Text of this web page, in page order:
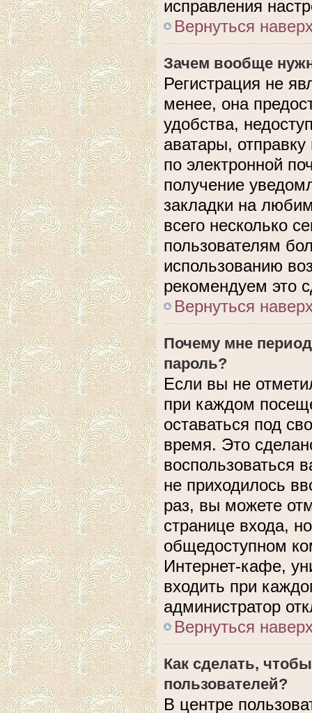
исправления
Вернуться
Зачем вообще
Регистрация не
менее, она
удобства,
аватары,
по электронной
получение
закладки на
всего несколько
пользователям
использованию
рекомендуем это
Вернуться
Почему мне
пароль?
Если вы не
при каждом
оставаться под
время. Это
воспользоваться
не приходилось
раз, вы можете
странице входа,
общедоступном
Интернет-кафе,
входить при
администратор
Вернуться
Как сделать,
пользователей?
В центре